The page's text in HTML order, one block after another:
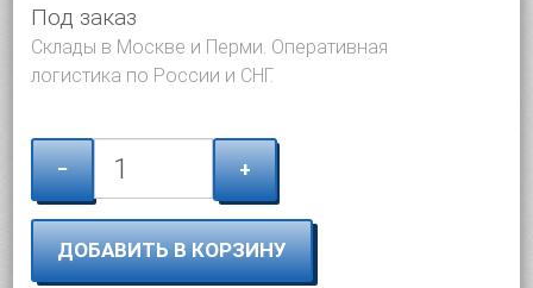
Под заказ
Склады в Москве и Перми. Оперативная
логистика по России и СНГ.
− +
ДОБАВИТЬ В КОРЗИНУ